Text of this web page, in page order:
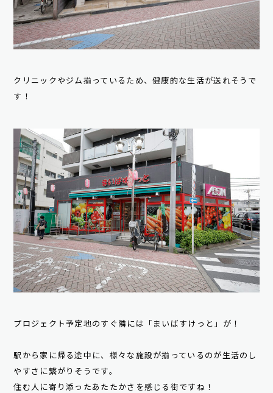
クリニックやジム揃っているため、健康的な生活が送れそうで
す！
プロジェクト予定地のすぐ隣には「まいばすけっと」が！
駅から家に帰る途中に、様々な施設が揃っているのが生活のし
やすさに繋がりそうです。
住む人に寄り添ったあたたかさを感じる街ですね！